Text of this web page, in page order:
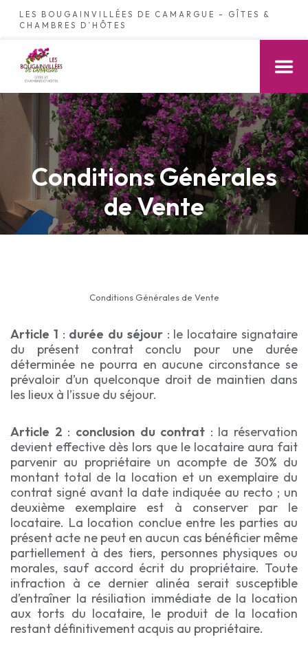
LES BOUGAINVILLÉES DE CAMARGUE - GÎTES &
CHAMBRES D’HÔTES
Conditions Générales
de Vente
Conditions Générales de Vente
Article 1 : durée du séjour: le locataire signataire
du présent contrat conclu pour une durée
déterminée ne pourra en aucune circonstance se
prévaloir d’un quelconque droit de maintien dans
les lieux à l’issue du séjour.
Article 2 : conclusion du contrat : la réservation
devient effective dès lors que le locataire aura fait
parvenir au propriétaire un acompte de 30% du
montant total de la location et un exemplaire du
contrat signé avant la date indiquée au recto ; un
deuxième exemplaire est à conserver par le
locataire. La location conclue entre les parties au
présent acte ne peut en aucun cas bénéficier même
partiellement à des tiers, personnes physiques ou
morales, sauf accord écrit du propriétaire. Toute
infraction à ce dernier alinéa serait susceptible
d’entraîner la résiliation immédiate de la location
aux torts du locataire, le produit de la location
restant définitivement acquis au propriétaire.